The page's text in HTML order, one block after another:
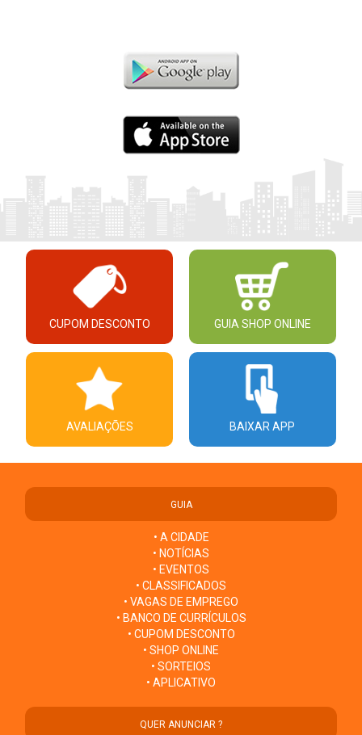
CUPOM DESCONTO GUIA SHOP ONLINE
AVALIAÇÕES BAIXAR APP
GUIA
• A CIDADE
• NOTÍCIAS
• EVENTOS
• CLASSIFICADOS
• VAGAS DE EMPREGO
• BANCO DE CURRÍCULOS
• CUPOM DESCONTO
• SHOP ONLINE
• SORTEIOS
• APLICATIVO
QUER ANUNCIAR ?